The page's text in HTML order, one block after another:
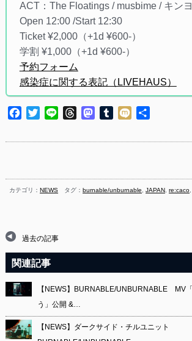
ACT：The Floatings / musbime / キン
Open 12:00 /Start 12:30
Ticket ¥2,000（+1d ¥600-）
学割 ¥1,000（+1d ¥600-）
予約フォーム
感染症に関する表記（LIVEHAUS）
Facebook
TwitterLine ThreadsMastodon
Tumblr
Mixi
カテゴリ：NEWS タグ：burnable/unburnable ,JAPAN ,re:caco
過去の記事
関連記事
【NEWS】BURNABLE/UNBURNABLE MV
う」公開 &…
【NEWS】ダークサイド・チルユニット